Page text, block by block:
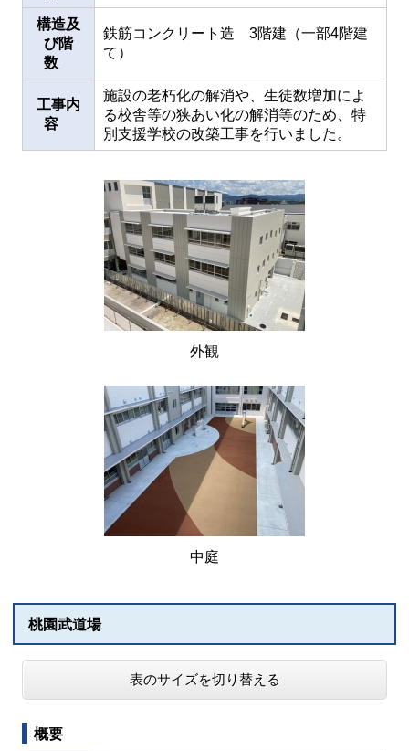
構造及
び階
数
鉄筋コンクリート造 3階建（一部4階建
て）
工事内
容
施設の老朽化の解消や、生徒数増加によ
る校舎等の狭あい化の解消等のため、特
別支援学校の改築工事を行いました。
外観
中庭
桃園武道場
表のサイズを切り替える
概要